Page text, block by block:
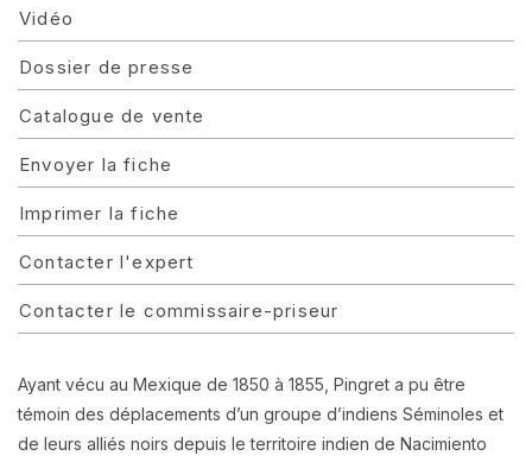
Vidéo
Dossier de presse
Catalogue de vente
Envoyer la fiche
Imprimer la fiche
Contacter l'expert
Contacter le commissaire-priseur
Ayant vécu au Mexique de 1850 à 1855, Pingret a pu être
témoin des déplacements d’un groupe d’indiens Séminoles et
de leurs alliés noirs depuis le territoire indien de Nacimiento